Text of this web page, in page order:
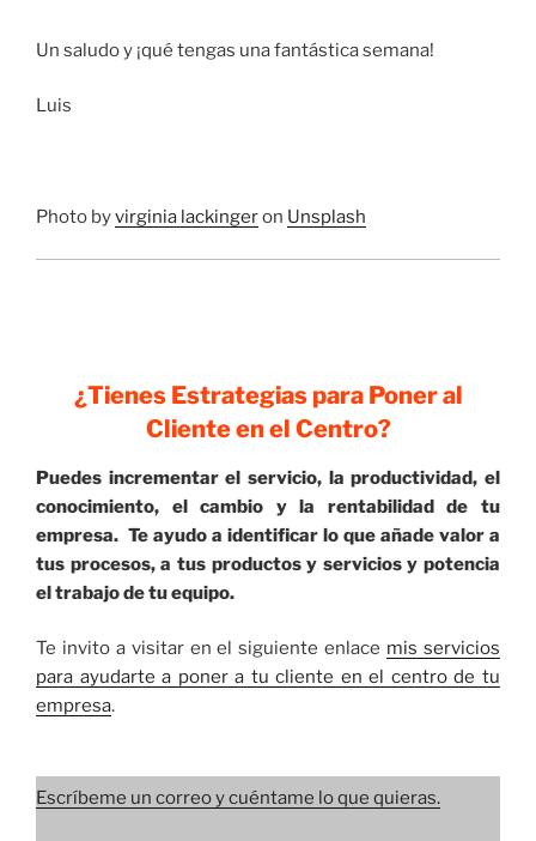
Un saludo y ¡qué tengas una fantástica semana!
Luis
Photo byvirginia lackingeron Unsplash
¿Tienes Estrategias para Poner al
Cliente en el Centro?
Puedes incrementar el servicio, la productividad, el
conocimiento, el cambio y la rentabilidad de tu
empresa. Te ayudo a identificar lo que añade valor a
tus procesos, a tus productos y servicios y potencia
el trabajo de tu equipo.
Te invito a visitar en el siguiente enlace mis servicios
para ayudarte a poner a tu cliente en el centro de tu
empresa.
Escríbeme un correo y cuéntame lo que quieras.